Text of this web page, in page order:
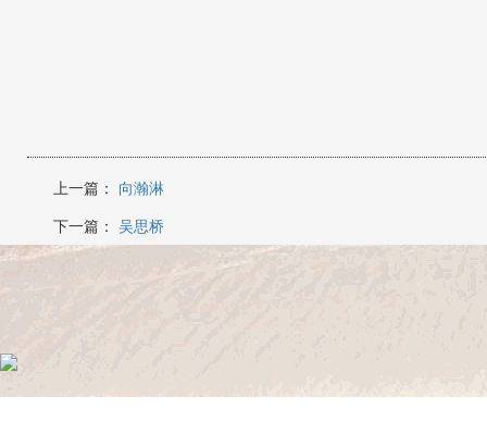
上一篇： 向瀚淋
下一篇： 吴思桥